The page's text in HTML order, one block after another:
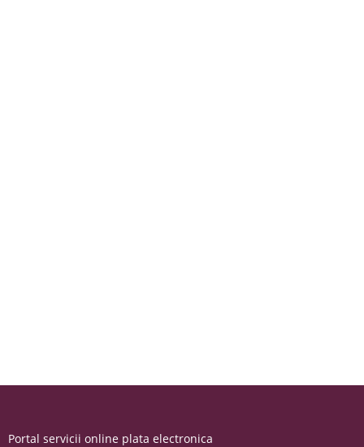
Portal servicii online plata electronica